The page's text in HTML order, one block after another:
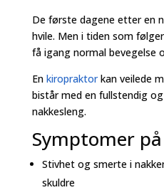
De første dagene etter en
hvile. Men i tiden som
få igang normal bevegelse
En kiropraktorkan veilede
bistår med en fullstendig
nakkesleng.
Symptomer
Stivhet og smerte i
skuldre